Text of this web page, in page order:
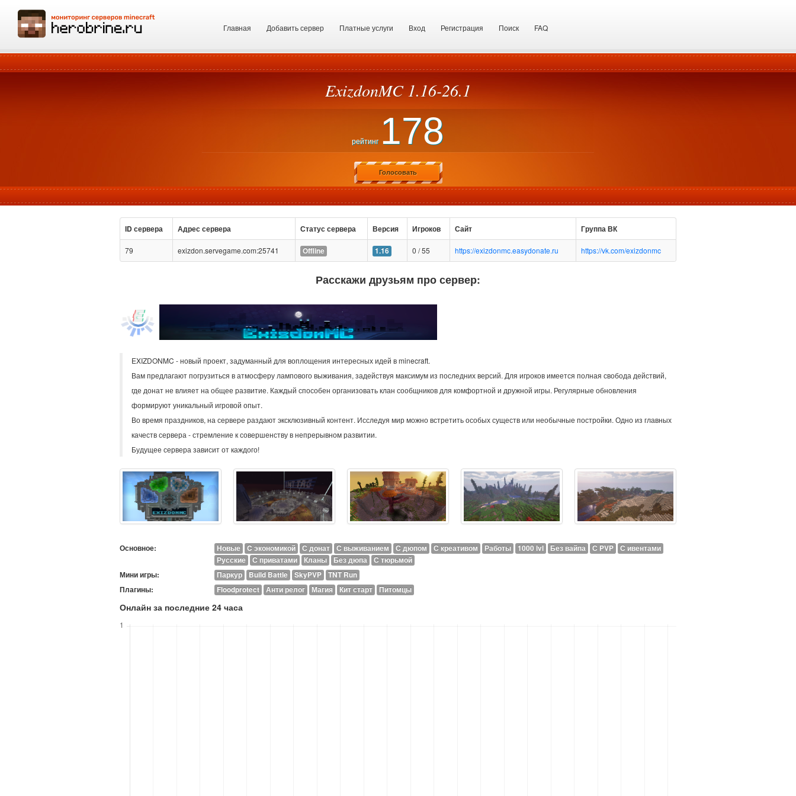
Главная Добавить сервер Платные услуги Вход Регистрация Поиск FAQ
ExizdonMC 1.16-26.1
рейтинг 178
Голосовать
ID сервера Адрес сервера Статус сервера Версия Игроков Сайт Группа ВК
79 exizdon.servegame.com:25741 Offline 1.16 0 / 55 https://exizdonmc.easydonate.ru https://vk.com/exizdonmc
Расскажи друзьям про сервер:
EXIZDONMC - новый проект, задуманный для воплощения интересных идей в minecraft.
Вам предлагают погрузиться в атмосферу лампового выживания, задействуя максимум из последних версий. Для игроков имеется полная свобода действий,
где донат не влияет на общее развитие. Каждый способен организовать клан сообщников для комфортной и дружной игры. Регулярные обновления
формируют уникальный игровой опыт.
Во время праздников, на сервере раздают эксклюзивный контент. Исследуя мир можно встретить особых существ или необычные постройки. Одно из главных
качеств сервера - стремление к совершенству в непрерывном развитии.
Будущее сервера зависит от каждого!
Основное: Новые C экономикой С донат С выживанием С дюпом С креативом Работы 1000 lvl Без вайпа С PVP
С ивентами
Русские
С приватами Кланы Без дюпа С тюрьмой
Мини игры: Паркур Build Battle SkyPVP TNT Run
Плагины: Floodprotect Анти релог Магия Кит старт Питомцы
Онлайн за последние 24 часа